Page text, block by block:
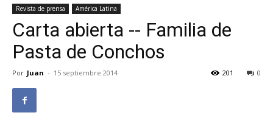
Revista de prensa América Latina
Carta abierta -- Familia de
Pasta de Conchos
Por Juan - 15 septiembre 2014 0
201